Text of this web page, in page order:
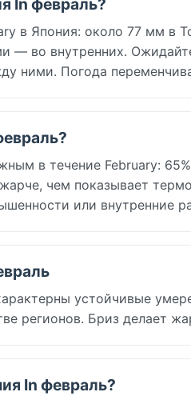
в Япония: около 77 мм в
— во внутренних.
ними. Погода
в течение February:
жарче, чем показывает
или внутренние
устойчивые
регионов. Бриз делает
In февраль?